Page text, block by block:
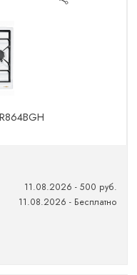
11.08.2026 - 500 руб.
11.08.2026 - Бесплатно